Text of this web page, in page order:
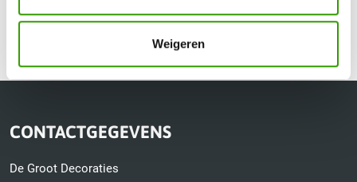
Weigeren
Decoraties. Laat je daarom inspireren door ons aanbod!
CONTACTGEGEVENS
De Groot Decoraties